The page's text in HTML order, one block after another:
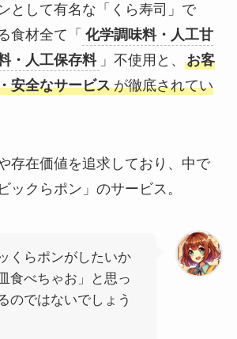
として有名な「くら寿司」で
食材全て「 化学調味料・人工甘
・人工保存料 」不使用と、 お客
安全なサービス が徹底されてい
存在価値を追求しており、中で
ックらポン」のサービス。
くらポンがしたいか
食べちゃお」と思っ
のではないでしょう